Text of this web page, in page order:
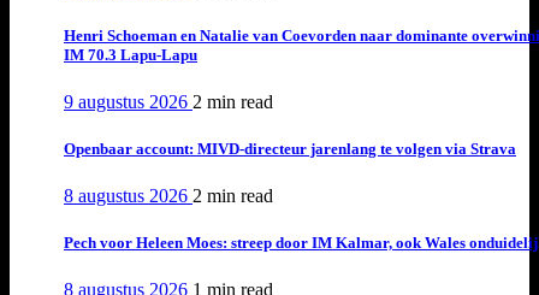
Henri Schoeman en Natalie van Coevorden naar dominante
IM 70.3 Lapu-Lapu
9 augustus 2026 2 min read
Openbaar account: MIVD-directeur jarenlang te volgen via Strava
8 augustus 2026 2 min read
Pech voor Heleen Moes: streep door IM Kalmar, ook Wales
8 augustus 2026 1 min read